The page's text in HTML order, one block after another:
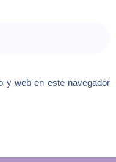
y web en este navegador